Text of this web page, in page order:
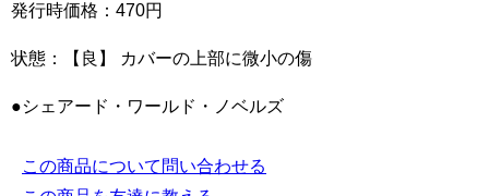
発行時価格：470円
状態：【良】 カバーの上部に微小の傷
●シェアード・ワールド・ノベルズ
この商品について問い合わせる